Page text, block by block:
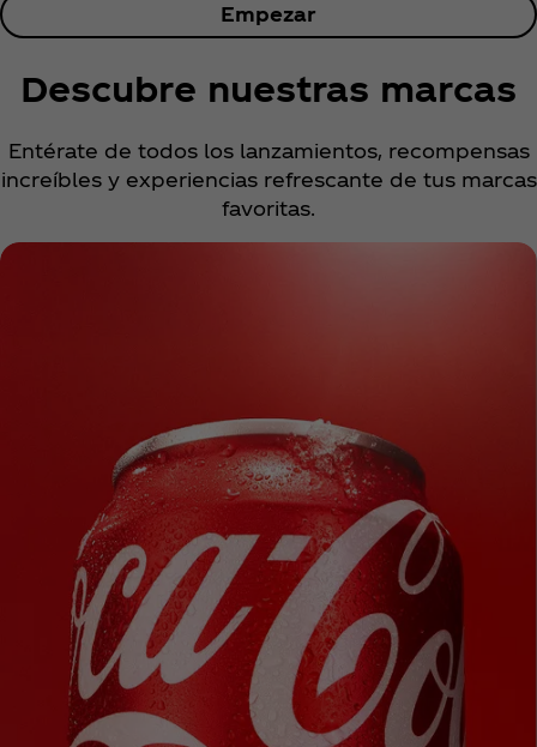
Empezar
Descubre nuestras marcas
Entérate de todos los lanzamientos, recompensas
increíbles y experiencias refrescante de tus marcas
favoritas.